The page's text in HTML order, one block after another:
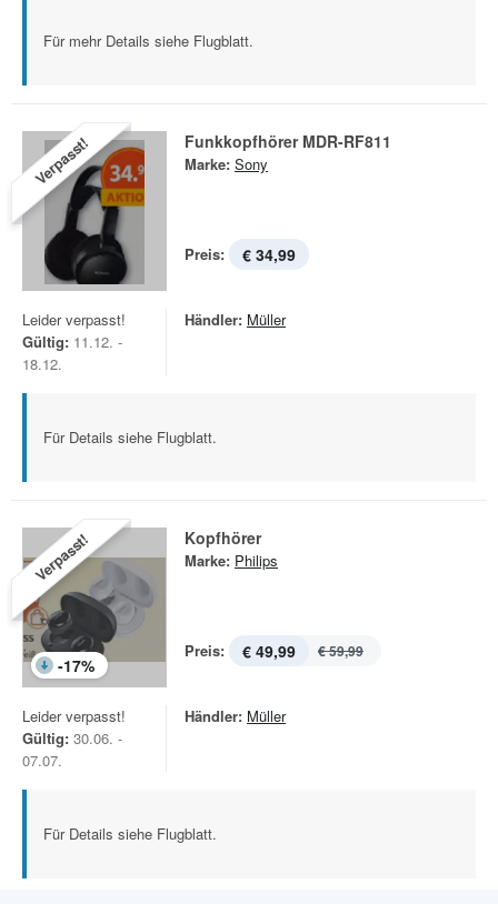
Für mehr Details siehe Flugblatt.
Verpasst! Funkkopfhörer MDR-RF811
Marke: Sony
Preis: € 34,99
Leider verpasst!
Gültig: 11.12. -
18.12.
Händler: Müller
Für Details siehe Flugblatt.
Verpasst!
-17%
Kopfhörer
Marke: Philips
Preis: € 49,99 € 59,99
Leider verpasst!
Gültig: 30.06. -
07.07.
Händler: Müller
Für Details siehe Flugblatt.